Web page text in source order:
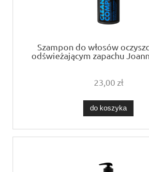
Szampon do włosów
odświeżającym zapachu
23,00 zł
do koszyka